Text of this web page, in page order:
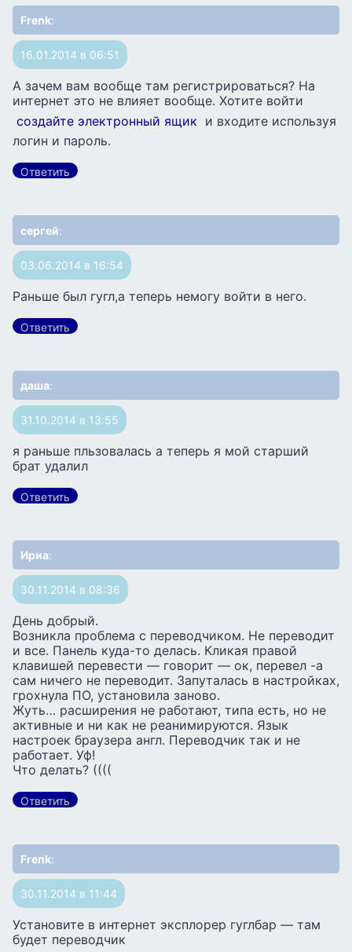
Frenk:
16.01.2014 в 06:51
А зачем вам вообще там регистрироваться? На
интернет это не влияет вообще. Хотите войти
создайте электронный ящик и входите используя
логин и пароль.
Ответить
сергей:
03.06.2014 в 16:54
Раньше был гугл,а теперь немогу войти в него.
Ответить
даша:
31.10.2014 в 13:55
я раньше пльзовалась а теперь я мой старший
брат удалил
Ответить
Ириа:
30.11.2014 в 08:36
День добрый.
Возникла проблема с переводчиком. Не переводит
и все. Панель куда-то делась. Кликая правой
клавишей перевести — говорит — ок, перевел -а
сам ничего не переводит. Запуталась в настройках,
грохнула ПО, установила заново.
Жуть… расширения не работают, типа есть, но не
активные и ни как не реанимируются. Язык
настроек браузера англ. Переводчик так и не
работает. Уф!
Что делать? ((((
Ответить
Frenk:
30.11.2014 в 11:44
Установите в интернет эксплорер гуглбар — там
будет переводчик